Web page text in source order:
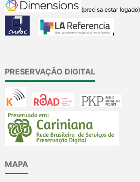
(precisa estar logado)
PRESERVAÇÃO DIGITAL
MAPA